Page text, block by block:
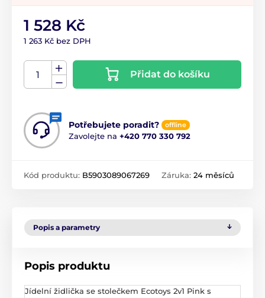
1 528 Kč
1 263 Kč bez DPH
Přidat do košíku
Potřebujete poradit? offline
Zavolejte na +420 770 330 792
Kód produktu: B5903089067269 Záruka: 24 měsíců
Popis a parametry
Popis produktu
Jídelní židlička se stolečkem Ecotoys 2v1 Pink s